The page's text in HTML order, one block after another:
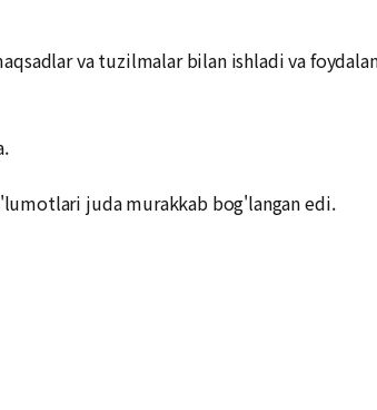
va tuzilmalar bilan ishladi va
juda murakkab bog'langan edi.